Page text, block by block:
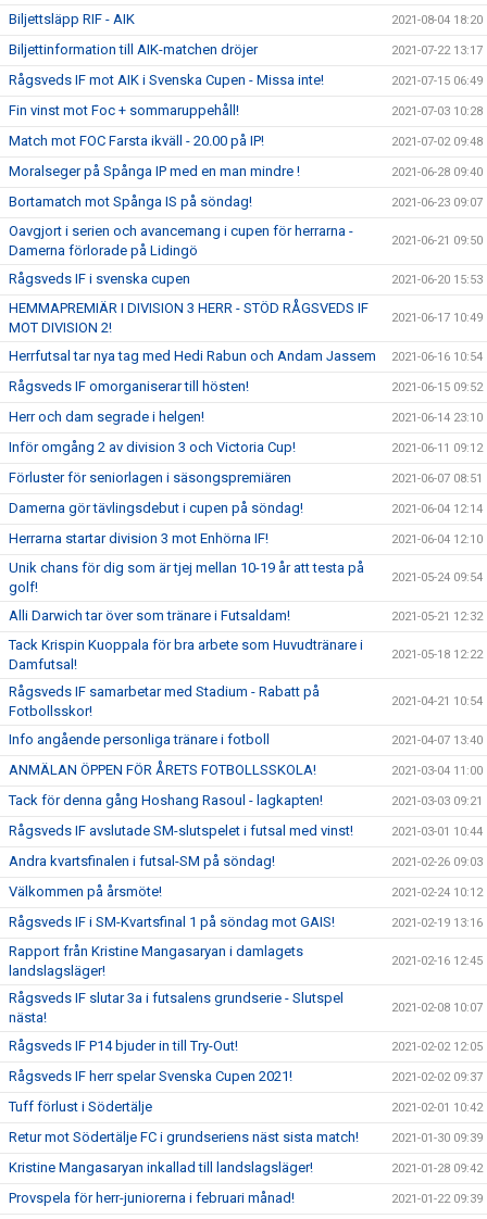
Biljettsläpp RIF - AIK 2021-08-04 18:20
Biljettinformation till AIK-matchen dröjer 2021-07-22 13:17
Rågsveds IF mot AIK i Svenska Cupen - Missa inte! 2021-07-15 06:49
Fin vinst mot Foc + sommaruppehåll! 2021-07-03 10:28
Match mot FOC Farsta ikväll - 20.00 på IP! 2021-07-02 09:48
Moralseger på Spånga IP med en man mindre ! 2021-06-28 09:40
Bortamatch mot Spånga IS på söndag! 2021-06-23 09:07
Oavgjort i serien och avancemang i cupen för herrarna -
Damerna förlorade på Lidingö
2021-06-21 09:50
Rågsveds IF i svenska cupen 2021-06-20 15:53
HEMMAPREMIÄR I DIVISION 3 HERR - STÖD RÅGSVEDS IF
MOT DIVISION 2!
2021-06-17 10:49
Herrfutsal tar nya tag med Hedi Rabun och Andam Jassem 2021-06-16 10:54
Rågsveds IF omorganiserar till hösten! 2021-06-15 09:52
Herr och dam segrade i helgen! 2021-06-14 23:10
Inför omgång 2 av division 3 och Victoria Cup! 2021-06-11 09:12
Förluster för seniorlagen i säsongspremiären 2021-06-07 08:51
Damerna gör tävlingsdebut i cupen på söndag! 2021-06-04 12:14
Herrarna startar division 3 mot Enhörna IF! 2021-06-04 12:10
Unik chans för dig som är tjej mellan 10-19 år att testa på
golf!
2021-05-24 09:54
Alli Darwich tar över som tränare i Futsaldam! 2021-05-21 12:32
Tack Krispin Kuoppala för bra arbete som Huvudtränare i
Damfutsal!
2021-05-18 12:22
Rågsveds IF samarbetar med Stadium - Rabatt på
Fotbollsskor!
2021-04-21 10:54
Info angående personliga tränare i fotboll 2021-04-07 13:40
ANMÄLAN ÖPPEN FÖR ÅRETS FOTBOLLSSKOLA! 2021-03-04 11:00
Tack för denna gång Hoshang Rasoul - lagkapten! 2021-03-03 09:21
Rågsveds IF avslutade SM-slutspelet i futsal med vinst! 2021-03-01 10:44
Andra kvartsfinalen i futsal-SM på söndag! 2021-02-26 09:03
Välkommen på årsmöte! 2021-02-24 10:12
Rågsveds IF i SM-Kvartsfinal 1 på söndag mot GAIS! 2021-02-19 13:16
Rapport från Kristine Mangasaryan i damlagets
landslagsläger!
2021-02-16 12:45
Rågsveds IF slutar 3a i futsalens grundserie - Slutspel
nästa!
2021-02-08 10:07
Rågsveds IF P14 bjuder in till Try-Out! 2021-02-02 12:05
Rågsveds IF herr spelar Svenska Cupen 2021! 2021-02-02 09:37
Tuff förlust i Södertälje 2021-02-01 10:42
Retur mot Södertälje FC i grundseriens näst sista match! 2021-01-30 09:39
Kristine Mangasaryan inkallad till landslagsläger! 2021-01-28 09:42
Provspela för herr-juniorerna i februari månad! 2021-01-22 09:39